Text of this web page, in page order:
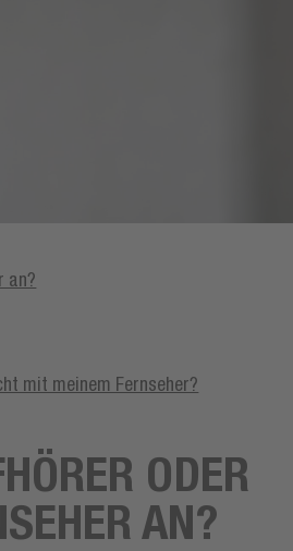
an?
mit meinem Fernseher?
ODER O
AN?